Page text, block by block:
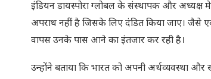
इंडियन डायस्पोरा ग्लोबल के संस्थापक और अध्यक्ष
अपराध नहीं है जिसके लिए दंडित किया जाए। जैसे
वापस उनके पास आने का इंतजार कर रही है।
उन्होंने बताया कि भारत को अपनी अर्थव्यवस्था और